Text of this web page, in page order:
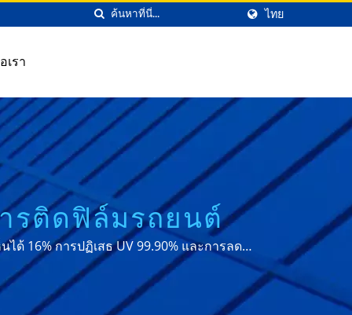
ไทย
เรา
รติดฟิล์มรถยนต์
ด้ 16% การปฏิเสธ UV 99.90% และการลด
โลก.